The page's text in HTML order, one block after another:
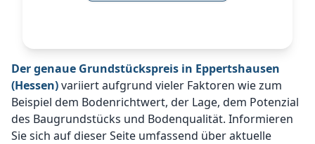
Der genaue Grundstückspreis in Eppertshausen
(Hessen)variiert aufgrund vieler Faktoren wie zum
Beispiel dem Bodenrichtwert, der Lage, dem Potenzial
des Baugrundstücks und Bodenqualität. Informieren
Sie sich auf dieser Seite umfassend über aktuelle